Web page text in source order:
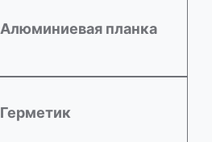
Алюминиевая планка
Герметик